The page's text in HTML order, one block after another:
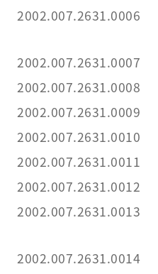
2002.007.2631.0006
2002.007.2631.0007
2002.007.2631.0008
2002.007.2631.0009
2002.007.2631.0010
2002.007.2631.0011
2002.007.2631.0012
2002.007.2631.0013
2002.007.2631.0014